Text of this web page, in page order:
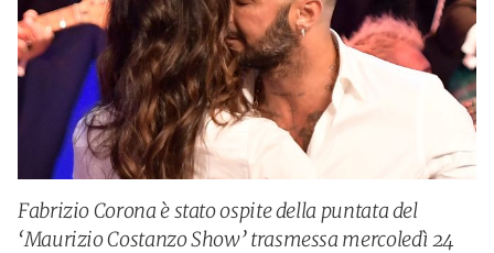
Fabrizio Corona è stato ospite della puntata del
‘Maurizio Costanzo Show’ trasmessa mercoledì 24